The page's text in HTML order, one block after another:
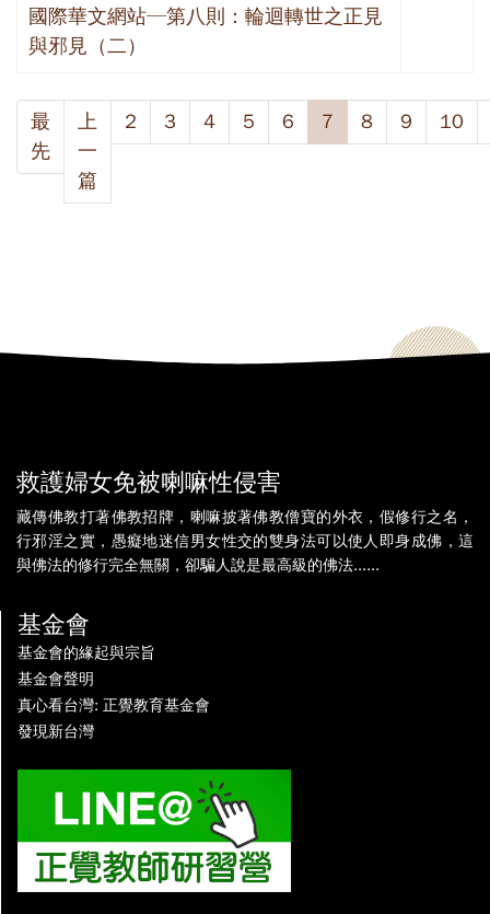
國際華文網站─第八則：輪迴轉世之正見
與邪見（二）
最
先
上
一
篇
2 3 4 5 6 7 8 9 10
救護婦女免被喇嘛性侵害
藏傳佛教打著佛教招牌，喇嘛披著佛教僧寶的外衣，假修行之名，
行邪淫之實，愚癡地迷信男女性交的雙身法可以使人即身成佛，這
與佛法的修行完全無關，卻騙人說是最高級的佛法......
基金會
基金會的緣起與宗旨
基金會聲明
真心看台灣: 正覺教育基金會
發現新台灣